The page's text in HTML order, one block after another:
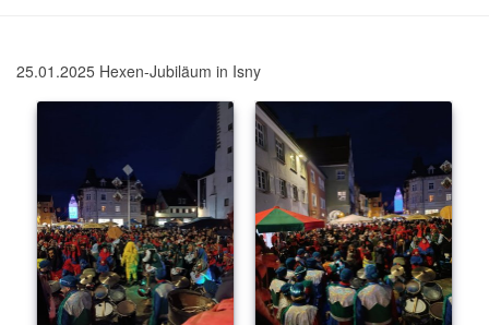
25.01.2025 Hexen-Jubiläum in Isny